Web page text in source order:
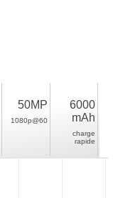
50MP
1080p@60
6000
mAh
charge
rapide